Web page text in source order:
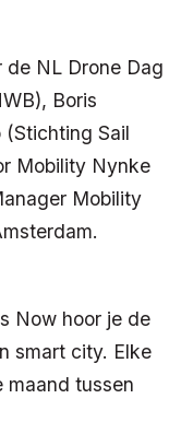
NL Drone Dag
Boris
(Stichting Sail
Mobility Nynke
Mobility
Now hoor je de
smart city. Elke
tussen